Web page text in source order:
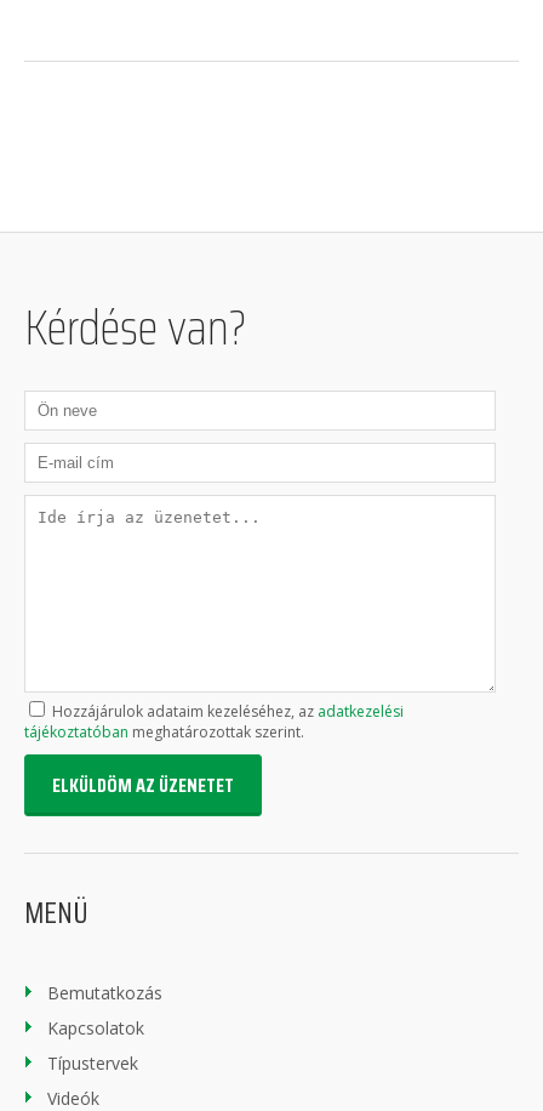
Kérdése van?
Hozzájárulok adataim kezeléséhez, az adatkezelési
tájékoztatóban meghatározottak szerint.
ELKÜLDÖM AZ ÜZENETET
MENÜ
Bemutatkozás
Kapcsolatok
Típustervek
Videók